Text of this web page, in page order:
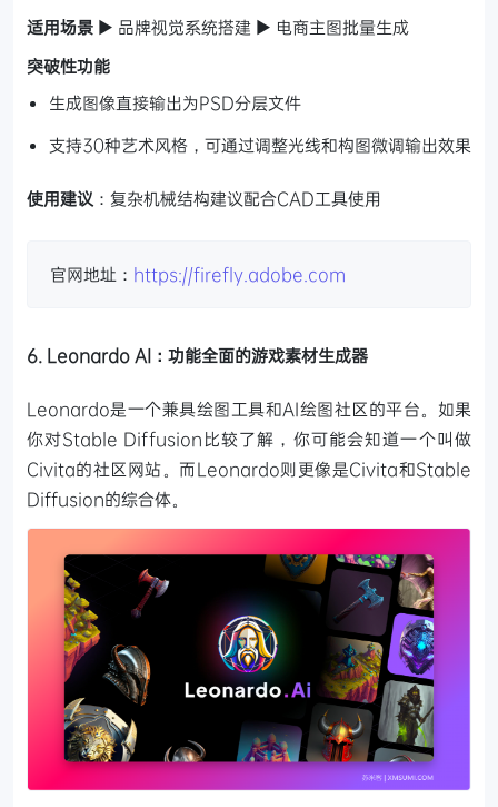
适用场景 ▶ 品牌视觉系统搭建 ▶ 电商主图批量生成
突破性功能
生成图像直接输出为PSD分层文件
支持30种艺术风格，可通过调整光线和构图微调输出效果
使用建议 ：复杂机械结构建议配合CAD工具使用
官网地址： https://firefly.adobe.com
6. Leonardo AI：功能全面的游戏素材生成器
Leonardo是一个兼具绘图工具和AI绘图社区的平台。如果
你对Stable Diffusion比较了解，你可能会知道一个叫做
Civita的社区网站。而Leonardo则更像是Civita和Stable
Diffusion的综合体。